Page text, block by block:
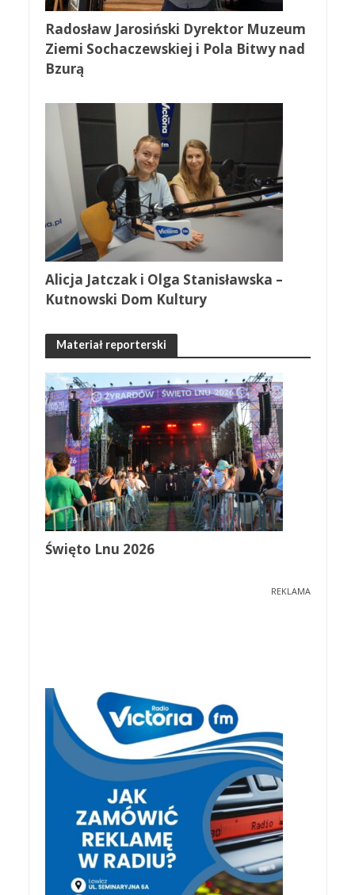
Radosław Jarosiński Dyrektor Muzeum
Ziemi Sochaczewskiej i Pola Bitwy nad
Bzurą
Alicja Jatczak i Olga Stanisławska –
Kutnowski Dom Kultury
Materiał reporterski
Święto Lnu 2026
REKLAMA